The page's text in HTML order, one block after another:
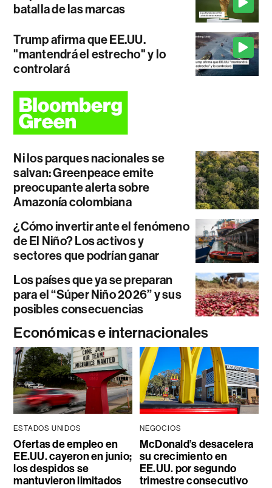
batalla de las marcas
Trump afirma que EE.UU.
"mantendrá el estrecho" y lo
controlará
Ni los parques nacionales se
salvan: Greenpeace emite
preocupante alerta sobre
Amazonía colombiana
¿Cómo invertir ante el fenómeno
de El Niño? Los activos y
sectores que podrían ganar
Los países que ya se preparan
para el “Súper Niño 2026” y sus
posibles consecuencias
Económicas e internacionales
ESTADOS UNIDOS
Ofertas de empleo en
EE.UU. cayeron en junio;
los despidos se
mantuvieron limitados
NEGOCIOS
McDonald’s desacelera
su crecimiento en
EE.UU. por segundo
trimestre consecutivo